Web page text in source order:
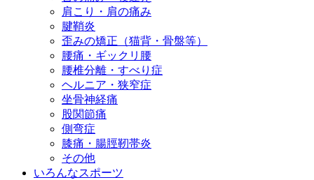
肩こり・肩の痛み
腱鞘炎
歪みの矯正（猫背・骨盤等）
腰痛・ギックリ腰
腰椎分離・すべり症
ヘルニア・狭窄症
坐骨神経痛
股関節痛
側弯症
膝痛・腸脛靭帯炎
その他
いろんなスポーツ